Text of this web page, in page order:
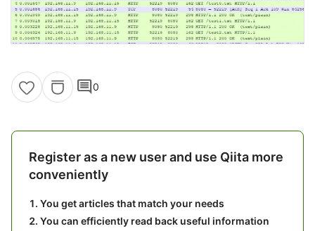
comment0
Register as a new user and use Qiita more
conveniently
You get articles that match your needs
You can efficiently read back useful information